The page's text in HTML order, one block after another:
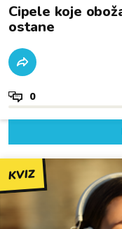
Cipele koje
ostane
0
KVIZ